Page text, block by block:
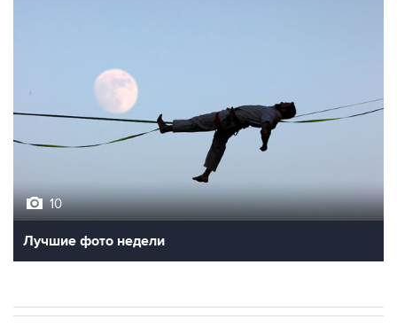
10
Лучшие фото недели